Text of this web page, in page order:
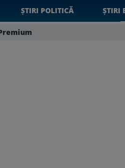
ȘTIRI POLITICĂ ȘTIRI